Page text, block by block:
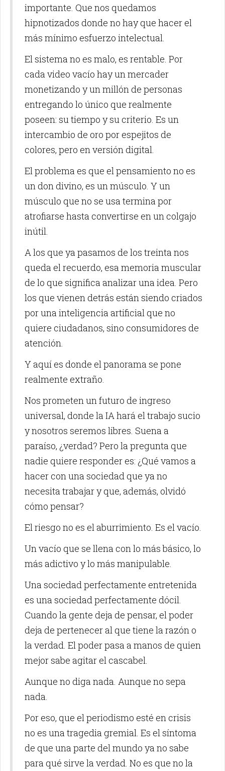
importante. Que nos quedamos
hipnotizados donde no hay que hacer el
más mínimo esfuerzo intelectual.
El sistema no es malo, es rentable. Por
cada video vacío hay un mercader
monetizando y un millón de personas
entregando lo único que realmente
poseen: su tiempo y su criterio. Es un
intercambio de oro por espejitos de
colores, pero en versión digital.
El problema es que el pensamiento no es
un don divino, es un músculo. Y un
músculo que no se usa termina por
atrofiarse hasta convertirse en un colgajo
inútil.
A los que ya pasamos de los treinta nos
queda el recuerdo, esa memoria muscular
de lo que significa analizar una idea. Pero
los que vienen detrás están siendo criados
por una inteligencia artificial que no
quiere ciudadanos, sino consumidores de
atención.
Y aquí es donde el panorama se pone
realmente extraño.
Nos prometen un futuro de ingreso
universal, donde la IA hará el trabajo sucio
y nosotros seremos libres. Suena a
paraíso, ¿verdad? Pero la pregunta que
nadie quiere responder es: ¿Qué vamos a
hacer con una sociedad que ya no
necesita trabajar y que, además, olvidó
cómo pensar?
El riesgo no es el aburrimiento. Es el vacío.
Un vacío que se llena con lo más básico, lo
más adictivo y lo más manipulable.
Una sociedad perfectamente entretenida
es una sociedad perfectamente dócil.
Cuando la gente deja de pensar, el poder
deja de pertenecer al que tiene la razón o
la verdad. El poder pasa a manos de quien
mejor sabe agitar el cascabel.
Aunque no diga nada. Aunque no sepa
nada.
Por eso, que el periodismo esté en crisis
no es una tragedia gremial. Es el síntoma
de que una parte del mundo ya no sabe
para qué sirve la verdad. No es que no la